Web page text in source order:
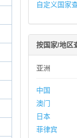
自定义国家查
按国家/地区
亚洲
中国
澳门
日本
菲律宾